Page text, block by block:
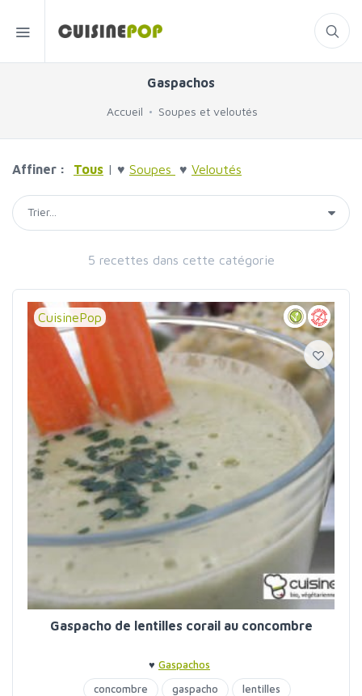
Gaspachos
Accueil Soupes et veloutés
Affiner : Tous | ♥ Soupes ♥ Veloutés
5 recettes dans cette catégorie
CuisinePop
Gaspacho de lentilles corail au concombre
♥ Gaspachos
concombre
gaspacho lentilles